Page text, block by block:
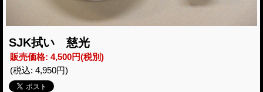
SJK拭い 慈光
販売価格: 4,500円(税別)
(税込: 4,950円)